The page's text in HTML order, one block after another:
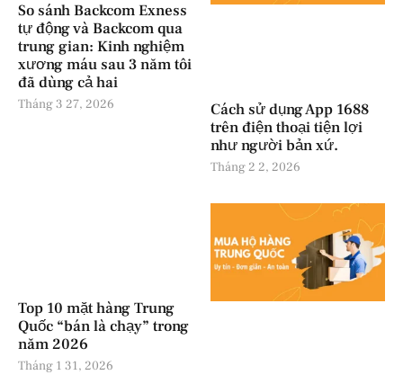
So sánh Backcom Exness
tự động và Backcom qua
trung gian: Kinh nghiệm
xương máu sau 3 năm tôi
đã dùng cả hai
Tháng 3 27, 2026
Cách sử dụng App 1688
trên điện thoại tiện lợi
như người bản xứ.
Tháng 2 2, 2026
Top 10 mặt hàng Trung
Quốc “bán là chạy” trong
năm 2026
Tháng 1 31, 2026